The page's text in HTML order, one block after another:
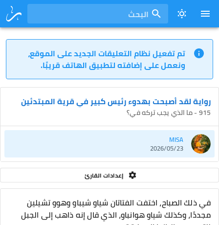
البحث
تم تفعيل نظام التعليقات الجديد على الموقع،
ونعمل على إضافته لتطبيق الهاتف قريبًا.
رواية لقد أصبحت بهدوء رئيس كبير في قرية المبتدئين
915 - ما الذي يجب تركه في؟
MISA
2026/05/23
إعدادات القارئ
في ذلك الصباح، اختفت الفتاتان شياو شيباو وهوو تشيلين
مجددًا، وكذلك شياو هوانباو، الذي قال إنه ذاهب إلى الجبل